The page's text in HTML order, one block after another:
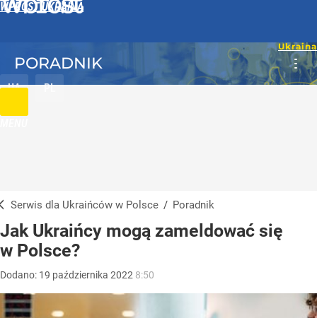
WPROST UKRAINA
UA PL
PORADNIK
Serwis dla Ukraińców w Polsce / Poradnik
Jak Ukraińcy mogą zameldować się
w Polsce?
Dodano: 19 października 2022 8:50